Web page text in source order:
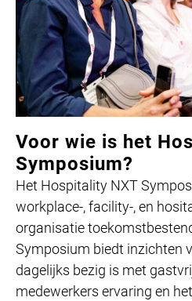
Voor wie is het
Symposium?
Het Hospitality NXT
workplace-, facility-, en
organisatie
Symposium biedt inzichten
dagelijks bezig is met
medewerkers ervaring en